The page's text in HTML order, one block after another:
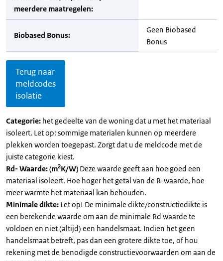
meerdere maatregelen:
Biobased Bonus:
Geen Biobased
Bonus
Terug naar
meldcodes
isolatie
Categorie: het gedeelte van de woning dat u met het materiaal
isoleert. Let op: sommige materialen kunnen op meerdere
plekken worden toegepast. Zorgt dat u de meldcode met de
juiste categorie kiest.
Rd- Waarde: (m2K/W) Deze waarde geeft aan hoe goed een
materiaal isoleert. Hoe hoger het getal van de R-waarde, hoe
meer warmte het materiaal kan behouden.
Minimale dikte: Let op! De minimale dikte/constructiedikte is
een berekende waarde om aan de minimale Rd waarde te
voldoen en niet (altijd) een handelsmaat. Indien het geen
handelsmaat betreft, pas dan een grotere dikte toe, of hou
rekening met de benodigde constructievoorwaarden om aan de